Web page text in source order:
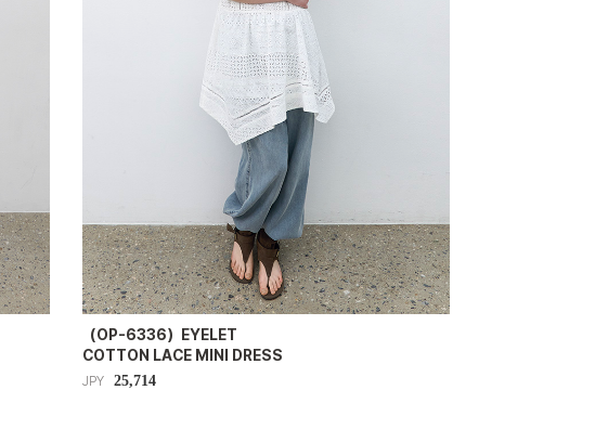
（OP-6336）EYELET
COTTON LACE MINI DRESS
JPY 25,714